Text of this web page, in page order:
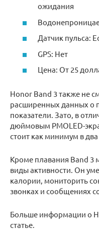
ожидания
Датчик пульса:
GPS: Нет
Цена: От 25
Honor Band 3 также не
расширенных данных о
показатели. Зато, в
дюймовым PMOLED-
стоит как минимум в
Кроме плавания Band 3
виды активности. Он
калории, мониторить
звонках и сообщениях
Больше информации о
статье.